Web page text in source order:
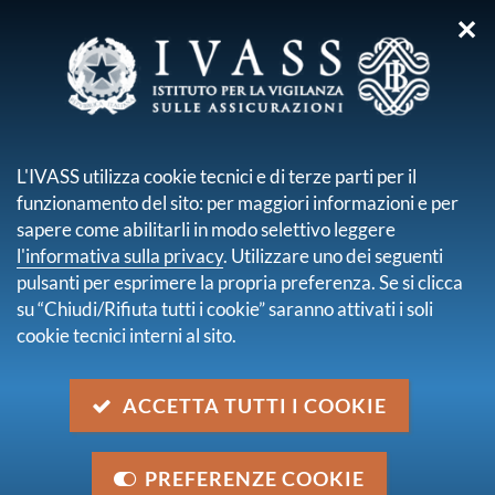
sei qui: Home Media Avvisi
pagina 2 di 31
Modifiche nel Direttorio Integrato
Categoria: Altro
30 gennaio 2026
Tavolo Banca d'Italia, Consob e Ivass
sull'applicazione degli standard IAS/IFRS:
Categoria: Imprese, Altro
Al via l'Arbitro Assicurativo
✕
L'IVASS utilizza cookie tecnici e di terze parti per il
funzionamento del sito: per maggiori informazioni e per
sapere come abilitarli in modo selettivo leggere
l'informativa sulla privacy. Utilizzare uno dei seguenti
pulsanti per esprimere la propria preferenza. Se si clicca
su “Chiudi/Rifiuta tutti i cookie” saranno attivati i soli
cookie tecnici interni al sito.
ACCETTA TUTTI I COOKIE
PREFERENZE COOKIE